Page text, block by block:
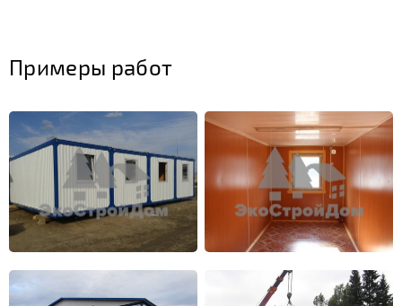
Примеры работ